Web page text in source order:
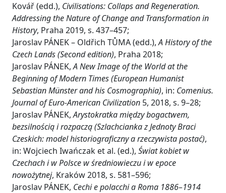
Kovář (edd.), Civilisations: Collaps and Regeneration.
Addressing the Nature of Change and Transformation in
History, Praha 2019, s. 437–457;
Jaroslav PÁNEK – Oldřich TŮMA (edd.),A History of the
Czech Lands (Second edition), Praha 2018;
Jaroslav PÁNEK,A New Image of the World at the
Beginning of Modern Times (European Humanist
Sebastian Münster and his Cosmographia), in: Comenius.
Journal of Euro-American Civilization 5, 2018, s. 9–28;
Jaroslav PÁNEK,Arystokratka między bogactwem,
bezsilnością i rozpaczą (Szlachcianka z Jednoty Braci
Czeskich: model historiograficzny a rzeczywista postać),
in: Wojciech Iwańczak et al. (ed.), Świat kobiet w
Czechach i w Polsce w średniowieczu i w epoce
nowożytnej, Kraków 2018, s. 581–596;
Jaroslav PÁNEK, Cechi e polacchi a Roma 1886–1914